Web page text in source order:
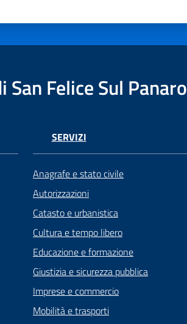
San Felice Sul Panaro
SERVIZI
Anagrafe e stato civile
Autorizzazioni
Catasto e urbanistica
Cultura e tempo libero
Educazione e formazione
Giustizia e sicurezza pubblica
Imprese e commercio
Mobilità e trasporti